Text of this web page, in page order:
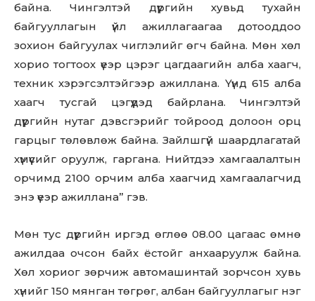
байна. Чингэлтэй дүүргийн хувьд тухайн
байгууллагын үйл ажиллагаагаа дотооддоо
зохион байгуулах чиглэлийг өгч байна. Мөн хөл
хорио тогтоох үеэр цэрэг цагдаагийн алба хаагч,
техник хэрэгсэлтэйгээр ажиллана. Үүнд 615 алба
хаагч тусгай цэгүүдэд байрлана. Чингэлтэй
дүүргийн нутаг дэвсгэрийг тойроод долоон орц
гарцыг төлөвлөж байна. Зайлшгүй шаардлагатай
хүмүүсийг оруулж, гаргана. Нийтдээ хамгаалалтын
орчимд 2100 орчим алба хаагчид хамгаалагчид
энэ үеэр ажиллана” гэв.
Мөн тус дүүргийн иргэд өглөө 08.00 цагаас өмнө
ажилдаа очсон байх ёстойг анхааруулж байна.
Хөл хориог зөрчиж автомашинтай зорчсон хувь
хүнийг 150 мянган төгрөг, албан байгууллагыг нэг